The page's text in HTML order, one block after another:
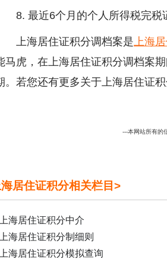
8. 最近6个月的个人所得税完税
上海居住证积分调档案是上海
马虎，在上海居住证积分调档案
。若您还有更多关于上海居住证
---本网站所有的
居住证积分相关栏目>
上海居住证积分中介
上海居住证积分制细则
上海居住证积分模拟查询